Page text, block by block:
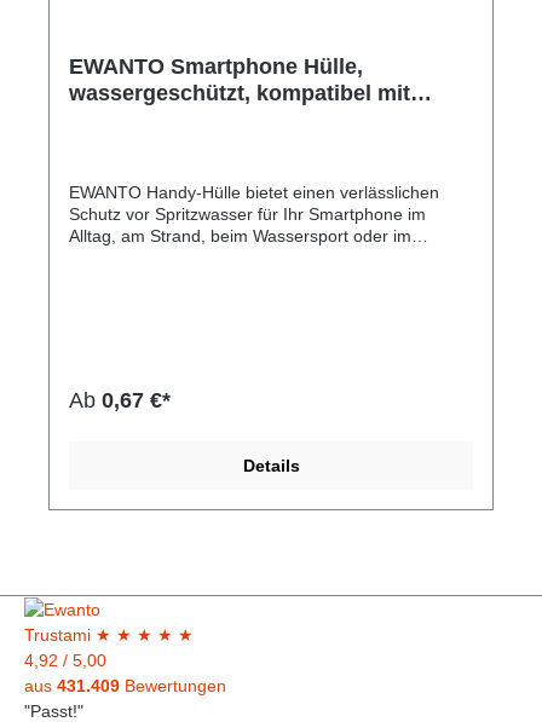
EWANTO Smartphone Hülle,
wassergeschützt, kompatibel mit
EWANTO Handy-Hülle bietet einen verlässlichen
Schutz vor Spritzwasser für Ihr Smartphone im
Alltag, am Strand, beim Wassersport oder im
Material. Ihr Touchscreen kann natürlich auch mit
der Hülle bedient werden. Unsere Handyhüllen
Schutz vor Sand, Schmutz, Schnee oder
Ab 0,67 €*
Details
Trustami ★ ★ ★ ★ ★
4,92 / 5,00
aus 431.409 Bewertungen
"Passt!"